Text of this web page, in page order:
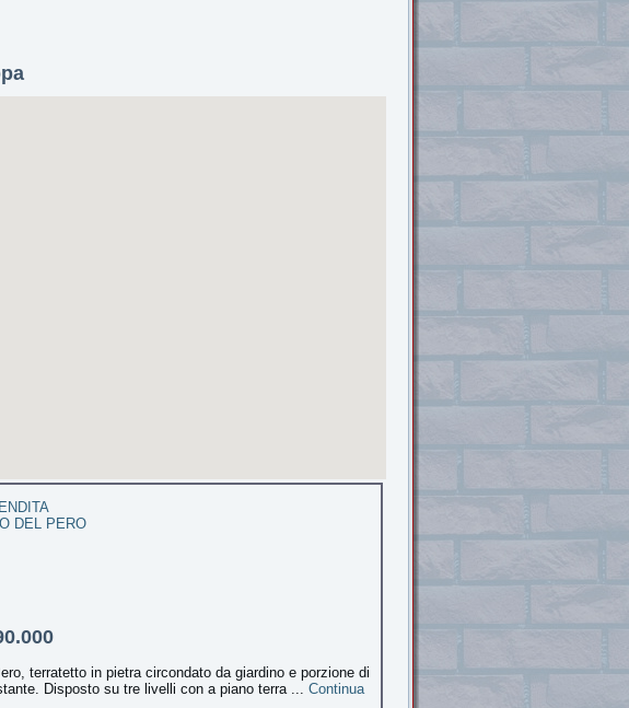
DEL PERO
terratetto in pietra circondato da giardino e porzione di
Disposto su tre livelli con a piano terra ... Continua